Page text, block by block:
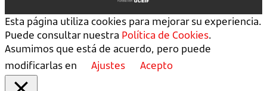
Esta página utiliza cookies para mejorar su experiencia.
Puede consultar nuestra Política de Cookies.
Asumimos que está de acuerdo, pero puede
modificarlas en
Ajustes Acepto